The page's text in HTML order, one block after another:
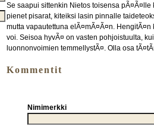
Se saapui sittenkin Nietos toisensa
pienet pisarat, kiteiksi lasin pinnalle
mutta vapautettuna elÃ¤mÃ¤Ã¤n.
voi. Seisoa hyvÃ¤ on vasten pohjoistuulta,
luonnonvoimien temmellystÃ¤. Olla osa
Kommentit
Nimimerkki